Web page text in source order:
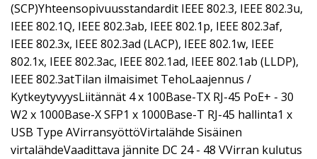
(SCP)Yhteensopivuusstandardit IEEE 802.3, IEEE 802.3u,
IEEE 802.1Q, IEEE 802.3ab, IEEE 802.1p, IEEE 802.3af,
IEEE 802.3x, IEEE 802.3ad (LACP), IEEE 802.1w, IEEE
802.1x, IEEE 802.3ac, IEEE 802.1ad, IEEE 802.1ab (LLDP),
IEEE 802.3atTilan ilmaisimet TehoLaajennus /
KytkeytyvyysLiitännät 4 x 100Base-TX RJ-45 PoE+ - 30
W2 x 1000Base-X SFP1 x 1000Base-T RJ-45 hallinta1 x
USB Type AVirransyöttöVirtalähde Sisäinen
virtalähdeVaadittava jännite DC 24 - 48 VVirran kulutus